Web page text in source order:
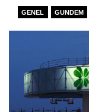
GENEL GUNDEM